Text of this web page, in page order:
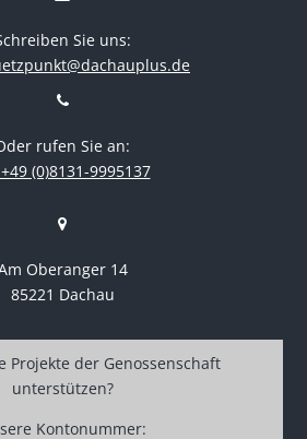
Sie uns:
rufen Sie an:
(0)8131-9995137
Oberanger 14
85221 Dachau
Projekte der Genossenschaft
unterstützen?
Kontonummer: